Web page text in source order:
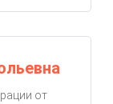
от